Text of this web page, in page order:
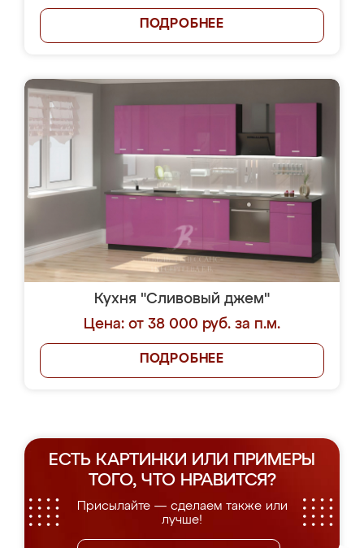
ПОДРОБНЕЕ
Кухня "Сливовый джем"
Цена: от 38 000 руб. за п.м.
ПОДРОБНЕЕ
ЕСТЬ КАРТИНКИ ИЛИ ПРИМЕРЫ
ТОГО, ЧТО НРАВИТСЯ?
Присылайте — сделаем также или
лучше!